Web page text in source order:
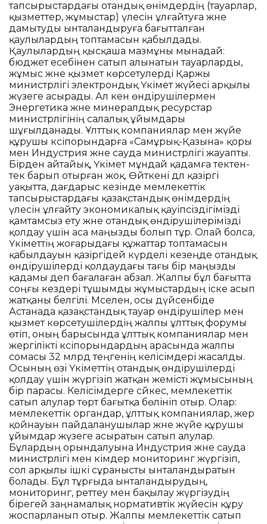
тапсырыстардағы отандық өнімдердің (тауарлар,
қызметтер, жұмыстар) үлесін ұлғайтуға және
дамытуды ынталандыруға бағытталған
қаулылардың топтамасын қабылдады.
Қаулылардың қысқаша мазмұны мынадай:
бюджет есебінен сатып алынатын тауарларды,
жұмыс және қызмет көрсетулерді Қаржы
министрлігі электрондық Үкімет жүйесі арқылы
жүзеге асырады. Ал кен өндірушілермен
Энергетика және минералдық ресурстар
министрлігінің салалық ұйымдары
шұғылданады. Ұлттық компаниялар мен жүйе
құрушы кәсіпорындарға «Самұрық-Қазына» қоры
мен Индустрия және сауда министрлігі жауапты.
Бірден айтайық, Үкімет мұндай қадамға тектен-
тек барып отырған жоқ. Өйткені дәл қазіргі
уақытта, дағдарыс кезінде мемлекеттік
тапсырыстардағы қазақстандық өнімдердің
үлесін ұлғайту экономикалық қауіпсіздігімізді
қамтамсыз ету және отандық өндірушілерімізді
қолдау үшін аса маңызды болып тұр. Олай болса,
Үкіметтің жоғарыдағы құжаттар топтамасын
қабылдауын қазіргідей күрделі кезеңде отандық
өндірушілерді қолдаудағы тағы бір маңызды
қадамы деп бағалаған абзал. Жалпы бұл бағытта
соңғы кездері тұшымды жұмыстардың іске асып
жатқаны белгілі. Мәселен, осы дүйсенбіде
Астанада қазақстандық тауар өндірушілер мен
қызмет көрсетушілердің жалпы ұлттық форумы
өтіп, оның барысында ұлттық компаниялар мен
жергілікті кәсіпорындардың арасында жалпы
сомасы 32 млрд теңгенің келісімдері жасалды.
Осының өзі Үкіметтің отандық өндірушілерді
қолдау үшін жүргізіп жатқан жемісті жұмысының
бір парасы. Келісімдерге сәйкес, мемлекеттік
сатып алулар төрт бағытқа бөлініп отыр. Олар:
мемлекеттік органдар, ұлттық компаниялар, жер
қойнауын пайдаланушылар және жүйе құрушы
ұйымдар жүзеге асыратын сатып алулар.
Бұлардың орындалуына Индустрия және сауда
министрлігі мен әкімдер мониторинг жүргізіп,
сол арқылы ішкі сұранысты ынталандыратын
болады. Бұл тұрғыда ынталандырудың,
мониторинг, реттеу мен бақылау жүргізудің
бірегей заңнамалық нормативтік жүйесін құру
жоспарланып отыр. Жалпы мемлекеттік сатып